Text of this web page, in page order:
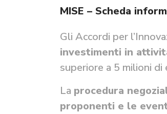
MISE – Scheda
Gli Accordi per
investimenti in
superiore a 5 milioni
La procedura
proponenti e le